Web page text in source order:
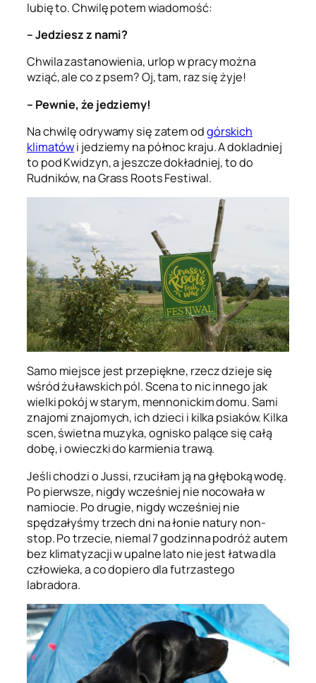
lubię to. Chwilę potem wiadomość:
– Jedziesz z nami?
Chwila zastanowienia, urlop w pracy można
wziąć, ale co z psem? Oj, tam, raz się żyje!
– Pewnie, że jedziemy!
Na chwilę odrywamy się zatem odgórskich
klimatówi jedziemy na północ kraju. A dokladniej
to pod Kwidzyn, a jeszcze dokładniej, to do
Rudników, na Grass Roots Festiwal.
Samo miejsce jest przepiękne, rzecz dzieje się
wśród żuławskich pól. Scena to nic innego jak
wielki pokój w starym, mennonickim domu. Sami
znajomi znajomych, ich dzieci i kilka psiaków. Kilka
scen, świetna muzyka, ognisko palące się całą
dobę, i owieczki do karmienia trawą.
Jeśli chodzi o Jussi, rzuciłam ją na głęboką wodę.
Po pierwsze, nigdy wcześniej nie nocowała w
namiocie. Po drugie, nigdy wcześniej nie
spędzałyśmy trzech dni na łonie natury non-
stop. Po trzecie, niemal 7 godzinna podróż autem
bez klimatyzacji w upalne lato nie jest łatwa dla
człowieka, a co dopiero dla futrzastego
labradora.